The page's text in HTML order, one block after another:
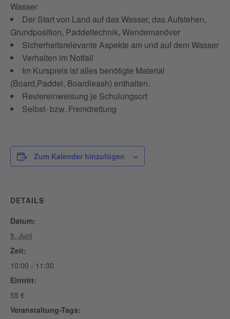
Wasser
Der Start von Land auf das Wasser, das Aufstehen,
Grundposition, Paddeltechnik, Wendemanöver
Sicherheitsrelevante Aspekte am und auf dem Wasser
Verhalten im Notfall
Im Kurspreis ist alles benötigte Material
(Board,Paddel, Boardleash) enthalten.
Reviereinweisung je Schulungsort
Selbst- bzw. Fremdrettung
Zum Kalender hinzufügen
DETAILS
Datum:
5. Juni
Zeit:
10:00 - 11:30
Eintritt:
55 €
Veranstaltung-Tags: